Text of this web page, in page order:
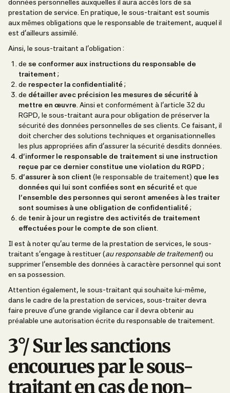
données personnelles auxquelles il aura accès lors de sa
prestation de service. En pratique, le sous-traitant est soumis
aux mêmes obligations que le responsable de traitement, auquel il
est d’ailleurs assimilé.
Ainsi, le sous-traitant a l’obligation :
de se conformer aux instructions du responsable de
traitement ;
de respecter la confidentialité;
de détailler avec précision les mesures de sécurité à
mettre en œuvre . Ainsi et conformément à l’article 32 du
RGPD, le sous-traitant aura pour obligation de préserver la
sécurité des données personnelles de ses clients. Ce faisant, il
doit chercher des solutions techniques et organisationnelles
les plus appropriées afin d’assurer la sécurité desdits données.
d’informer le responsable de traitement si une instruction
reçue par ce dernier constitue une violation du RGPD ;
d’assurer à son client (le responsable de traitement) que les
données qui lui sont confiées sont en sécuritéet que
l’ensemble des personnes qui seront amenées à les traiter
sont soumises à une obligation de confidentialité;
de tenir à jour un registre des activités de traitement
effectuées pour le compte de son client
Il est à noter qu’au terme de la prestation de services, le sous-
traitant s’engage à restituer (au responsable de traitement) ou
supprimer l’ensemble des données à caractère personnel qui sont
en sa possession.
Attention également, le sous-traitant qui souhaite lui-même,
dans le cadre de la prestation de services, sous-traiter devra
faire preuve d’une grande vigilance car il devra obtenir au
préalable une autorisation écrite du responsable de traitement.
3°/ Sur les sanctions
encourues par le sous-
traitant en cas de non-